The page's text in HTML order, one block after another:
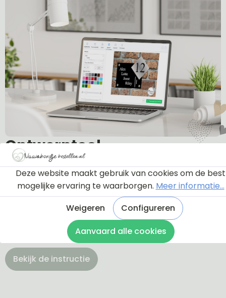
Ontwerptool
Via onderstaande knop komt u bij een instructie en
een tutorial die u een rondleiding geeft door de
ontwerptool. Hierdoor weet u precies hoe u zelf uw
naambordje helemaal kunt aanpassen en naar uw
eigen smaak kunt ontwerpen.
Bekijk de instructie
Deze website maakt gebruik van cookies om de best
mogelijke ervaring te waarborgen. Meer informatie...
Weigeren
Configureren
Aanvaard alle cookies